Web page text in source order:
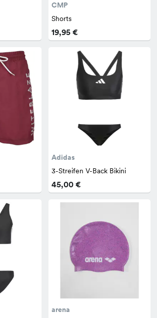
CMP
Shorts
19,95 €
Adidas
3-Streifen V-Back Bikini
45,00 €
arena